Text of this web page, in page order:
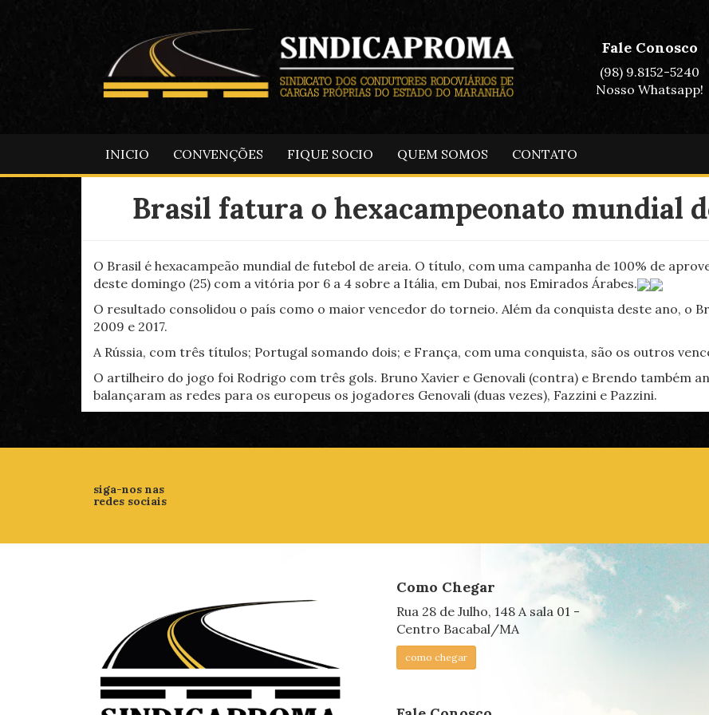
Fale Conosco
(98) 9.8152-5240
Nosso Whatsapp!
INICIO CONVENÇÕES FIQUE SOCIO QUEM SOMOS CONTATO
Brasil fatura o hexacampeonato mundial
O Brasil é hexacampeão mundial de futebol de areia. O título, com uma campanha de 100% de
deste domingo (25) com a vitória por 6 a 4 sobre a Itália, em Dubai, nos Emirados Árabes.
O resultado consolidou o país como o maior vencedor do torneio. Além da conquista deste ano, o
2009 e 2017.
A Rússia, com três títulos; Portugal somando dois; e França, com uma conquista, são os outros
O artilheiro do jogo foi Rodrigo com três gols. Bruno Xavier e Genovali (contra) e Brendo também
balançaram as redes para os europeus os jogadores Genovali (duas vezes), Fazzini e Pazzini.
siga-nos nas
redes sociais
Como Chegar
Rua 28 de Julho, 148 A sala 01 -
Centro Bacabal/MA
como chegar